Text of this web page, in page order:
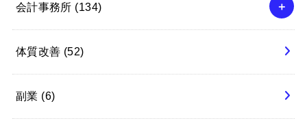
会計事務所 (134)
体質改善 (52)
副業 (6)